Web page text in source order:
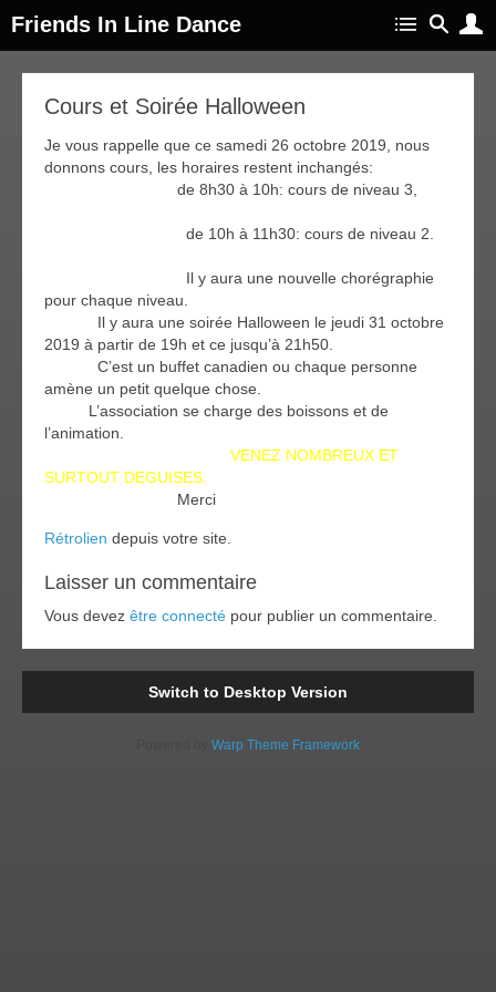
Friends In Line Dance
Cours et Soirée Halloween
Je vous rappelle que ce samedi 26 octobre 2019, nous
donnons cours, les horaires restent inchangés:
de 8h30 à 10h: cours de niveau 3,
de 10h à 11h30: cours de niveau 2.
Il y aura une nouvelle chorégraphie
pour chaque niveau.
Il y aura une soirée Halloween le jeudi 31 octobre
2019 à partir de 19h et ce jusqu’à 21h50.
C’est un buffet canadien ou chaque personne
amène un petit quelque chose.
L’association se charge des boissons et de
l’animation.
VENEZ NOMBREUX ET
SURTOUT DEGUISES.
Merci
Rétrolien depuis votre site.
Laisser un commentaire
Vous devez être connecté pour publier un commentaire.
Switch to Desktop Version
Warp Theme Framework